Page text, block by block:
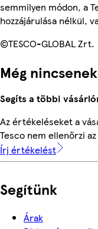
semmilyen módon, a
hozzájárulása nélkül,
©TESCO-GLOBAL Zrt.
Még
Segíts a többi
Az értékeléseket a
Tesco nem ellenőrzi
Írj értékelést
Segítünk
Árak